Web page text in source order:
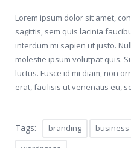
Lorem ipsum dolor sit amet,
sagittis, sem quis lacinia
interdum mi sapien ut justo.
molestie ipsum volutpat quis.
luctus. Fusce id mi diam, non
erat, facilisis ut venenatis eu,
Tags: branding business